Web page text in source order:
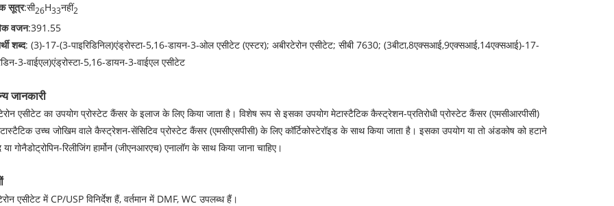
सूत्र:सी26H33नहीं2
वजन:391.55
शब्द: (3)-17-(3-पाइरिडिनिल)एंड्रोस्टा-5,16-डायन-3-ओल एसीटेट (एस्टर); अबीरटेरोन एसीटेट; सीबी 7630; (3बीटा,8एक्सआई,9एक्सआई,14एक्सआई)-17-
3-वाईएल)एंड्रोस्टा-5,16-डायन-3-वाईएल एसीटेट
जानकारी
एसीटेट का उपयोग प्रोस्टेट कैंसर के इलाज के लिए किया जाता है। विशेष रूप से इसका उपयोग मेटास्टैटिक कैस्ट्रेशन-प्रतिरोधी प्रोस्टेट कैंसर (एमसीआरपीसी)
उच्च जोखिम वाले कैस्ट्रेशन-सेंसिटिव प्रोस्टेट कैंसर (एमसीएसपीसी) के लिए कॉर्टिकोस्टेरॉइड के साथ किया जाता है। इसका उपयोग या तो अंडकोष को हटाने
गोनैडोट्रोपिन-रिलीजिंग हार्मोन (जीएनआरएच) एनालॉग के साथ किया जाना चाहिए।
एसीटेट में CP/USP विनिर्देश हैं, वर्तमान में DMF, WC उपलब्ध हैं।